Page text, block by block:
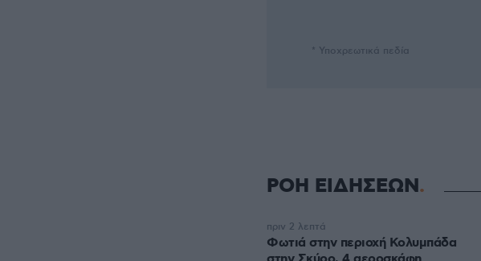
* Υποχρεωτικά πεδία
ΡΟΗ ΕΙΔΗΣΕΩΝ
Φωτιά στην περιοχή Κολυμπάδα
πριν 2 λεπτά